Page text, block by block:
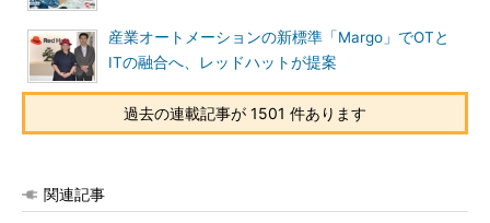
産業オートメーションの新標準「Margo」でOTと
ITの融合へ、レッドハットが提案
過去の連載記事が 1501 件あります
関連記事